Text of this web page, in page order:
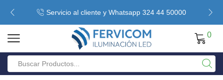
Servicio al cliente y Whatsapp 324 44 50000
0